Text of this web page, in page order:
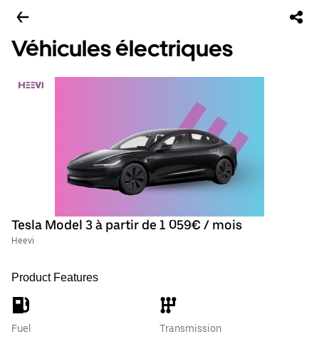
Véhicules électriques
Tesla Model 3 à partir de 1 059€ / mois
Heevi
Product Features
Fuel
Transmission